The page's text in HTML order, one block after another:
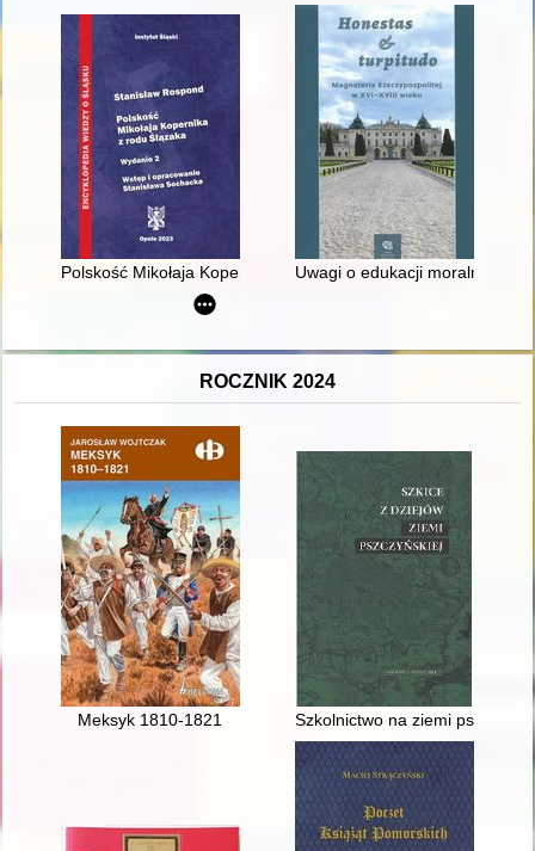
Polskość Mikołaja Kopernika z rodu ŚlązakaUwagi o edukacji moralnej
ROCZNIK 2024
Meksyk 1810-1821 Szkolnictwo na ziemi